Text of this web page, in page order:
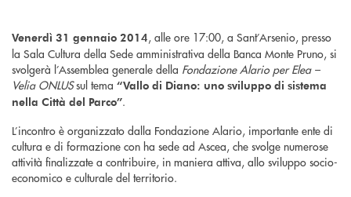
Venerdì 31 gennaio 2014, alle ore 17:00, a Sant’Arsenio, presso
la Sala Cultura della Sede amministrativa della Banca Monte Pruno, si
svolgerà l’Assemblea generale della Fondazione Alario per Elea –
Velia ONLUSsul tema “Vallo di Diano: uno sviluppo di sistema
nella Città del Parco”.
L’incontro è organizzato dalla Fondazione Alario, importante ente di
cultura e di formazione con ha sede ad Ascea, che svolge numerose
attività finalizzate a contribuire, in maniera attiva, allo sviluppo socio-
economico e culturale del territorio.